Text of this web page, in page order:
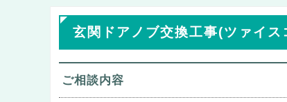
玄関ドアノブ交換工事(ツァイ
ご相談内容